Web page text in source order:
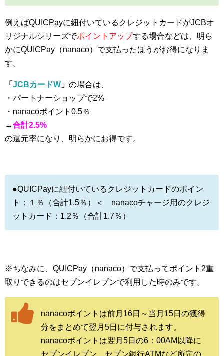
例えばQUICPayに紐付いているクレジットカードがJCBオ
リジナルシリーズでポイントアップする場合などは、明ら
かにQUICPay（nanaco）で支払ったほうがお得になりま
す。
「 JCBカードW 」 の場合は、
・パートナーショップで2%
・nanacoポイント0.5％
→合計2.5%
の還元率になり、明らかにお得です。
●QUICPayに紐付いているクレジットカードのポイン
ト：１％（合計1.5％）＜ nanacoチャージ用のクレジ
ットカード：1.2％（合計1.7％）
※ちなみに、QUICPay（nanaco）で支払ってポイント2重
取りできるのはセブンイレブンで利用した時のみです。
nanacoポイントは前月16日～当月15日の獲得
分をまとめて翌月5日に付与されます。
nanacoポイントは翌月5日の6：00AM以降に
セブンイレブン、セブン銀行ATMなど所定の